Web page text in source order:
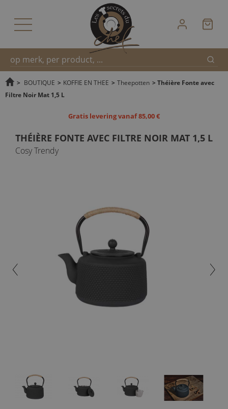
Snel
> BOUTIQUE > KOFFIE EN THEE > Theepotten > Théière Fonte avec
Filtre Noir Mat 1,5 L
Gratis levering vanaf 85,00 €
THÉIÈRE FONTE AVEC FILTRE NOIR MAT 1,5 L
Cosy Trendy